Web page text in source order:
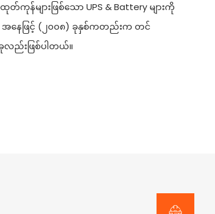
တ်ကုန်များဖြစ်သော UPS & Battery များကို
နေဖြင့် (၂၀၀၈) ခုနှစ်ကတည်းက တင်
လည်းဖြစ်ပါတယ်။